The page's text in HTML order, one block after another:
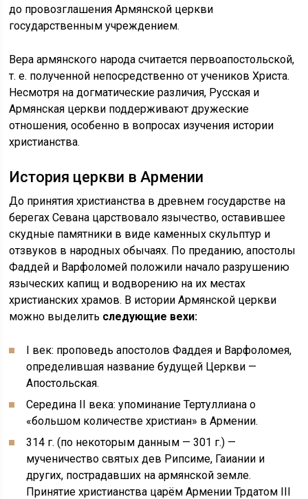
до провозглашения Армянской церкви
государственным учреждением.
Вера армянского народа считается первоапостольской,
т. е. полученной непосредственно от учеников Христа.
Несмотря на догматические различия, Русская и
Армянская церкви поддерживают дружеские
отношения, особенно в вопросах изучения истории
христианства.
История церкви в Армении
До принятия христианства в древнем государстве на
берегах Севана царствовало язычество, оставившее
скудные памятники в виде каменных скульптур и
отзвуков в народных обычаях. По преданию, апостолы
Фаддей и Варфоломей положили начало разрушению
языческих капищ и водворению на их местах
христианских храмов. В истории Армянской церкви
можно выделить следующие вехи:
I век: проповедь апостолов Фаддея и Варфоломея,
определившая название будущей Церкви —
Апостольская.
Середина II века: упоминание Тертуллиана о
«большом количестве христиан» в Армении.
314 г. (по некоторым данным — 301 г.) —
мученичество святых дев Рипсиме, Гаиании и
других, пострадавших на армянской земле.
Принятие христианства царём Армении Трдатом III